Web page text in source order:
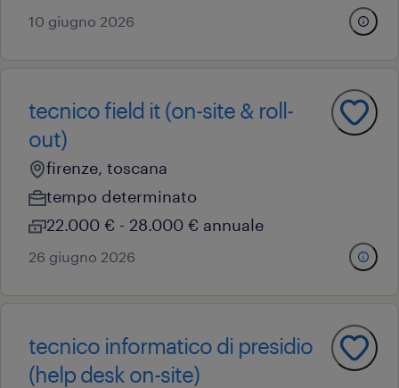
10 giugno 2026
tecnico field it (on-site & roll-
out)
firenze, toscana
tempo determinato
22.000 € - 28.000 € annuale
26 giugno 2026
tecnico informatico di presidio
(help desk on-site)